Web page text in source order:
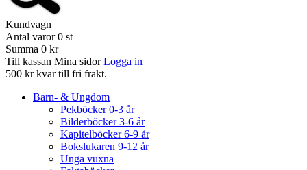
Kundvagn
Antal varor 0 st
Summa 0 kr
Till kassan Mina sidor Logga in
500 kr kvar till fri frakt.
Barn- & Ungdom
Pekböcker 0-3 år
Bilderböcker 3-6 år
Kapitelböcker 6-9 år
Bokslukaren 9-12 år
Unga vuxna